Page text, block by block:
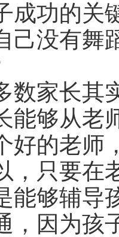
成功的关
己没有舞
数家长其
能够从老
好的老师
，只要在
能够辅导
，因为孩